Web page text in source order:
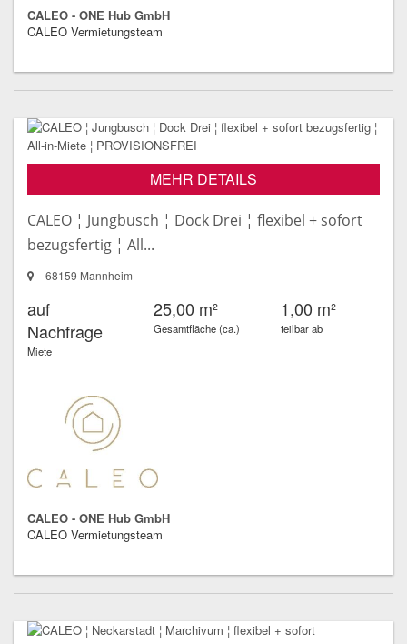
CALEO - ONE Hub GmbH
CALEO Vermietungsteam
MEHR DETAILS
CALEO ¦ Jungbusch ¦ Dock Drei ¦ flexibel + sofort
bezugsfertig ¦ All...
68159 Mannheim
auf
Nachfrage
Miete
25,00 m²
Gesamtfläche (ca.)
1,00 m²
teilbar ab
CALEO - ONE Hub GmbH
CALEO Vermietungsteam